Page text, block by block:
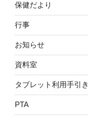
保健だより
行事
お知らせ
資料室
タブレット利用手引き
PTA